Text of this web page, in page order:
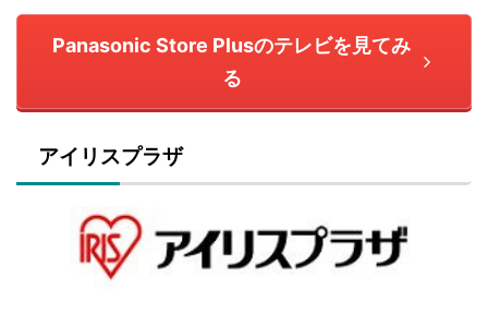
Panasonic Store Plusのテレビを見てみ
る
アイリスプラザ